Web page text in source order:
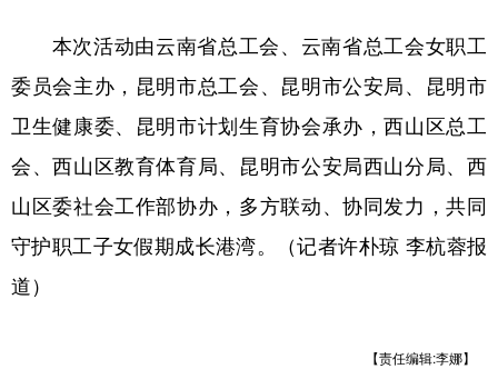
本次活动由云南省总工会、云南省总工会女职工
委员会主办，昆明市总工会、昆明市公安局、昆明市
卫生健康委、昆明市计划生育协会承办，西山区总工
会、西山区教育体育局、昆明市公安局西山分局、西
山区委社会工作部协办，多方联动、协同发力，共同
守护职工子女假期成长港湾。（记者许朴琼 李杭蓉报
道）
【责任编辑:李娜】